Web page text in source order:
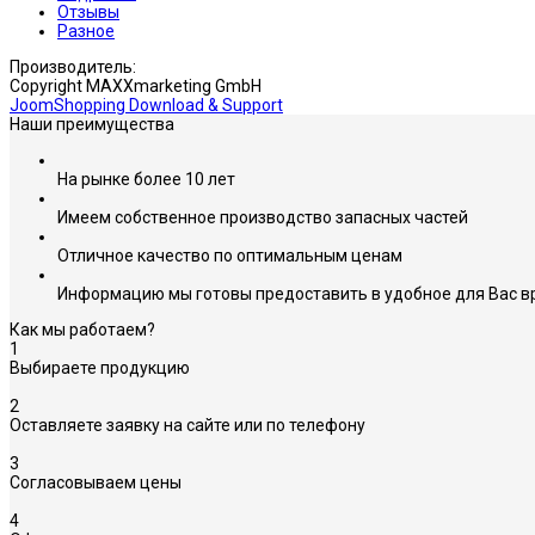
Отзывы
Разное
Производитель:
Copyright MAXXmarketing GmbH
JoomShopping Download & Support
Наши преимущества
На рынке более 10 лет
Имеем собственное производство запасных частей
Отличное качество по оптимальным ценам
Информацию мы готовы предоставить в удобное для Вас
Как мы работаем?
1
Выбираете продукцию
2
Оставляете заявку на сайте или по телефону
3
Согласовываем цены
4